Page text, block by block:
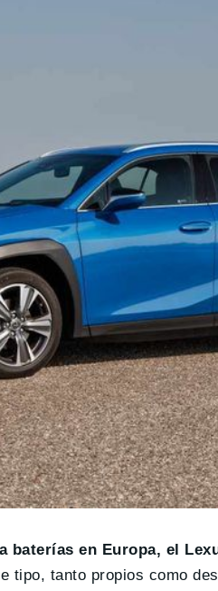
en Europa, el
tipo, tanto propios como